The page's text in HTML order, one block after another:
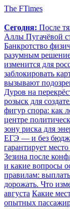
The FTimes
Сегодня: После
Аллы Пугачёвой
Банкротство
разумным
изменится для
заблокировать
вызывают
Дуров на
розыск для
фигур спора: как
центре
зону риска для
ЕГЭ — и без
гарантирует
Зезина после
и какие вопросы
правилам:
дорожать. Что
августа Какие
опытных